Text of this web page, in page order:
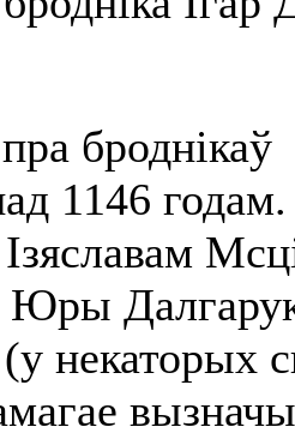
броднікаў
1146
Юры
некаторых